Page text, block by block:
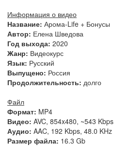
Информация о видео
Название: Арома-Life + Бонусы
Автор: Елена Шведова
Год выхода: 2020
Жанр: Видеокурс
Язык: Русский
Выпущено: Россия
Продолжительность: долго
Файл
Формат: MP4
Видео: AVC, 854x480, ~543 Kbps
Аудио: AAC, 192 Kbps, 48.0 KHz
Размер файла: 16.3 Gb